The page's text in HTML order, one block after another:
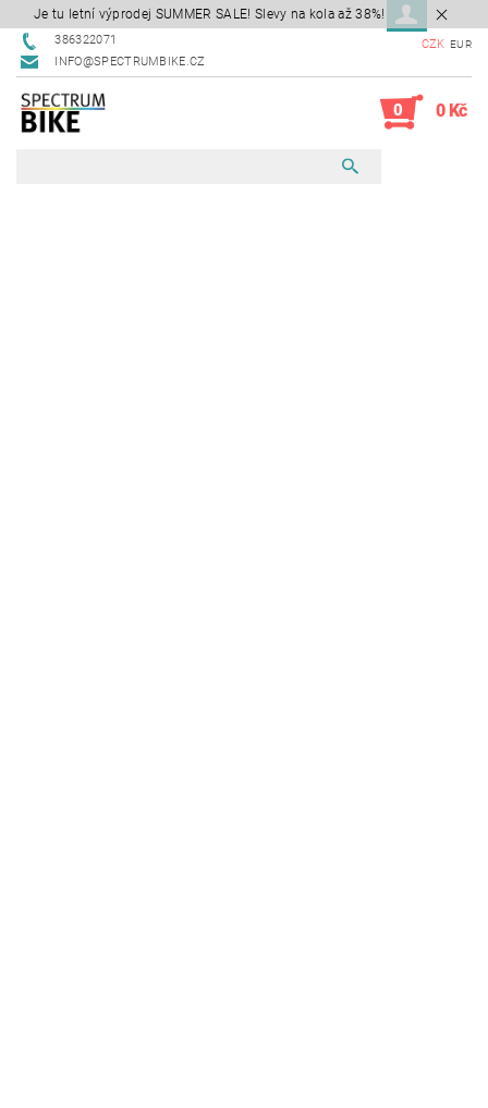
Je tu letní výprodej SUMMER SALE! Slevy na kola až 38%!
386322071
INFO@SPECTRUMBIKE.CZ
CZK EUR
0 0 Kč